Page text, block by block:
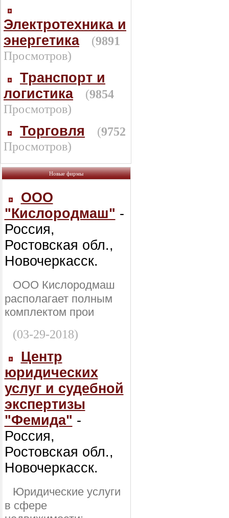
Электротехника и
энергетика
(9891
Просмотров)
Транспорт и
логистика
(9854
Просмотров)
Торговля (9752
Просмотров)
Новые фирмы
ООО
"Кислородмаш" -
Россия,
Ростовская обл.,
Новочеркасск.
ООО Кислородмаш
располагает полным
комплектом прои
(03-29-2018)
Центр
юридических
услуг и судебной
экспертизы
"Фемида" -
Россия,
Ростовская обл.,
Новочеркасск.
Юридические услуги
в сфере